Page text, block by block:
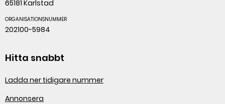
65181 Karlstad
ORGANISATIONSNUMMER
202100-5984
Hitta snabbt
Ladda ner tidigare nummer
Annonsera